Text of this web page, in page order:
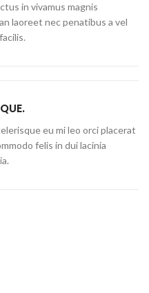
in vivamus magnis
laoreet nec penatibus a vel
eu mi leo orci placerat
felis in dui lacinia